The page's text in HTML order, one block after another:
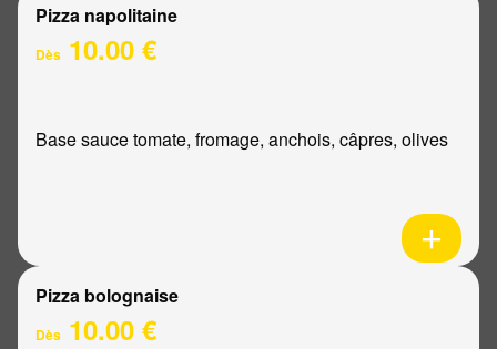
Pizza napolitaine
Dès 10.00 €
Base sauce tomate, fromage, anchois, câpres, olives
Pizza bolognaise
Dès 10.00 €